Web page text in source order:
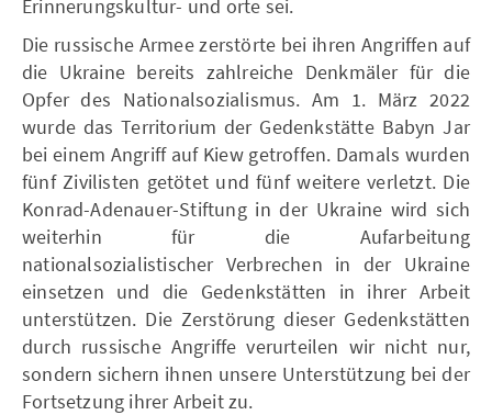
Erinnerungskultur- und orte sei.
Die russische Armee zerstörte bei ihren Angriffen auf
die Ukraine bereits zahlreiche Denkmäler für die
Opfer des Nationalsozialismus. Am 1. März 2022
wurde das Territorium der Gedenkstätte Babyn Jar
bei einem Angriff auf Kiew getroffen. Damals wurden
fünf Zivilisten getötet und fünf weitere verletzt. Die
Konrad-Adenauer-Stiftung in der Ukraine wird sich
weiterhin für die Aufarbeitung
nationalsozialistischer Verbrechen in der Ukraine
einsetzen und die Gedenkstätten in ihrer Arbeit
unterstützen. Die Zerstörung dieser Gedenkstätten
durch russische Angriffe verurteilen wir nicht nur,
sondern sichern ihnen unsere Unterstützung bei der
Fortsetzung ihrer Arbeit zu.